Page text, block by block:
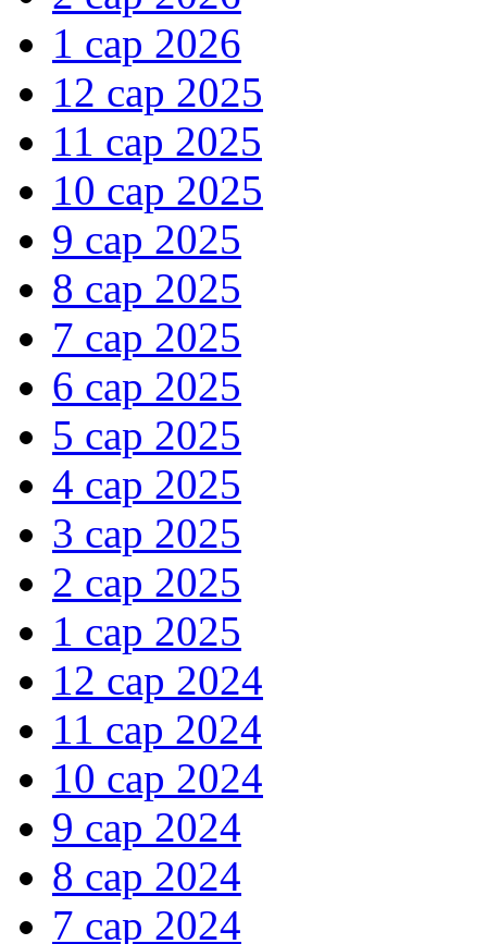
1 сар 2026
12 сар 2025
11 сар 2025
10 сар 2025
9 сар 2025
8 сар 2025
7 сар 2025
6 сар 2025
5 сар 2025
4 сар 2025
3 сар 2025
2 сар 2025
1 сар 2025
12 сар 2024
11 сар 2024
10 сар 2024
9 сар 2024
8 сар 2024
7 сар 2024